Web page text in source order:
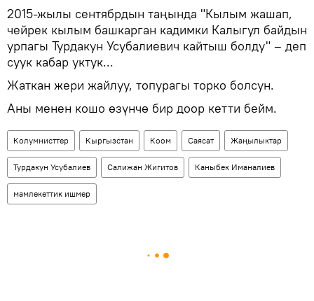
2015-жылы сентябрдын таңында "Кылым жашап,
чейрек кылым башкарган кадимки Калыгул байдын
урпагы Турдакун Усубалиевич кайтыш болду" – деп
суук кабар уктук...
Жаткан жери жайлуу, топурагы торко болсун.
Аны менен кошо өзүнчө бир доор кетти бейм.
Колумнисттер Кыргызстан Коом Саясат Жаңылыктар
Турдакун Усубалиев Салижан Жигитов Каныбек Иманалиев
мамлекеттик ишмер